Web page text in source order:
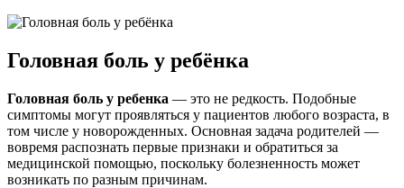
Головная боль у ребёнка
Головная боль у ребенка — это не редкость. Подобные
симптомы могут проявляться у пациентов любого возраста, в
том числе у новорожденных. Основная задача родителей —
вовремя распознать первые признаки и обратиться за
медицинской помощью, поскольку болезненность может
возникать по разным причинам.